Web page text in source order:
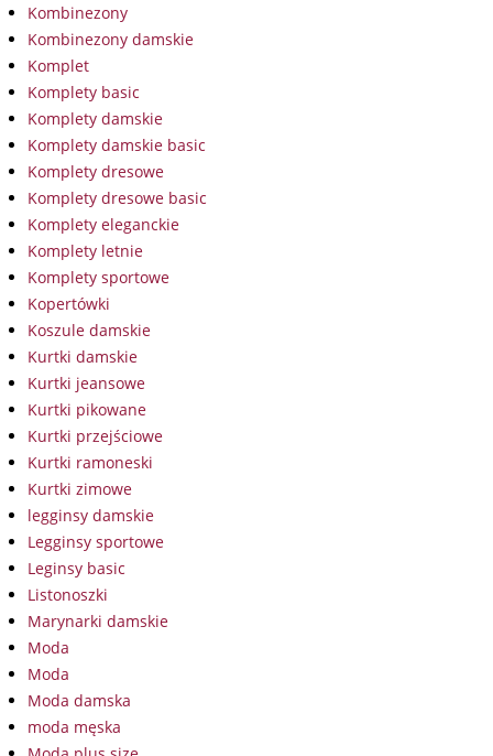
Kombinezony
Kombinezony damskie
Komplet
Komplety basic
Komplety damskie
Komplety damskie basic
Komplety dresowe
Komplety dresowe basic
Komplety eleganckie
Komplety letnie
Komplety sportowe
Kopertówki
Koszule damskie
Kurtki damskie
Kurtki jeansowe
Kurtki pikowane
Kurtki przejściowe
Kurtki ramoneski
Kurtki zimowe
legginsy damskie
Legginsy sportowe
Leginsy basic
Listonoszki
Marynarki damskie
Moda
Moda
Moda damska
moda męska